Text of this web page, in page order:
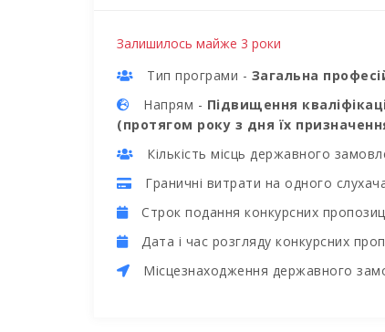
Залишилось майже 3 роки
Тип програми - Загальна
Напрям - Підвищення
(протягом року з дня їх
Кількість місць державного
Граничні витрати на одного
Cтрок подання конкурсних
Дата і час розгляду конкурсних
Місцезнаходження державного